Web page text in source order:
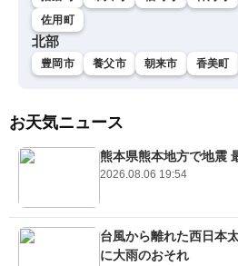
佐用町
北部
豊岡市 養父市 朝来市 香美町
お天気ニュース
熊本県熊本地方で地震
2026.08.06 19:54
台風から離れた西日本
に大雨のおそれ